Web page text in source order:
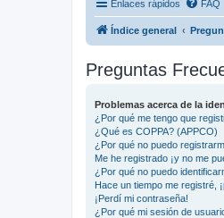
Enlaces rápidos FAQ
Índice general
Preguntas
Problemas acerca de la
¿Por qué me tengo que
¿Qué es COPPA? (APPCO)
¿Por qué no puedo
Me he registrado ¡y no me
¿Por qué no puedo
Hace un tiempo me registré,
¡Perdí mi contraseña!
¿Por qué mi sesión de